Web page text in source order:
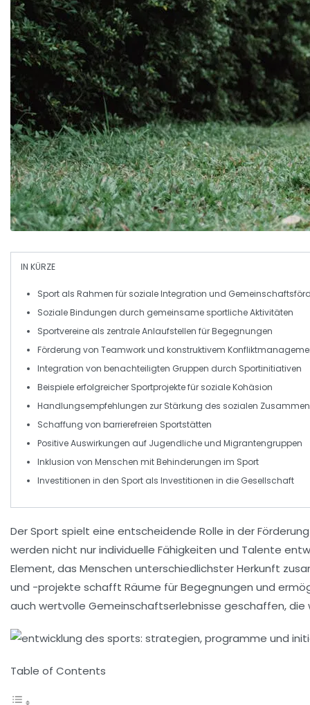
IN KÜRZE
Sport als Rahmen für sozialeIntegration und
SozialeBindungen durch gemeinsame sportliche Aktivitäten
Sportvereine als zentrale Anlaufstellen fürBegegnungen
Förderung von Teamworkund konstruktivem
Integration von benachteiligten Gruppen durch Sportinitiativen
Beispiele erfolgreicher Sportprojektefür soziale Kohäsion
Handlungsempfehlungen zur Stärkung des sozialen
Schaffung von barrierefreien Sportstätten
Positive Auswirkungen auf Jugendlicheund Migrantengruppen
Inklusion von Menschen mit Behinderungen im Sport
Investitionen in den Sport als Investitionen in die Gesellschaft
DerSport spielt eine entscheidende Rolle in der
werden nicht nur individuelle Fähigkeiten und Talente
Element, das Menschen unterschiedlichster Herkunft
und -projekte schafft Räume für Begegnungen und
auch wertvolle Gemeinschaftserlebnisse geschaffen, die
Table of Contents